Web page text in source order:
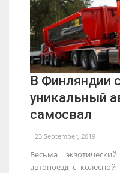
В Финляндии
уникальный
самосвал
23 September, 2019
Весьма
автопоезд с